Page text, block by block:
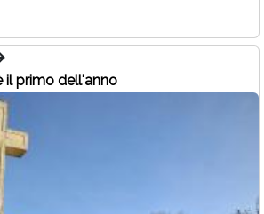
il primo dell'anno